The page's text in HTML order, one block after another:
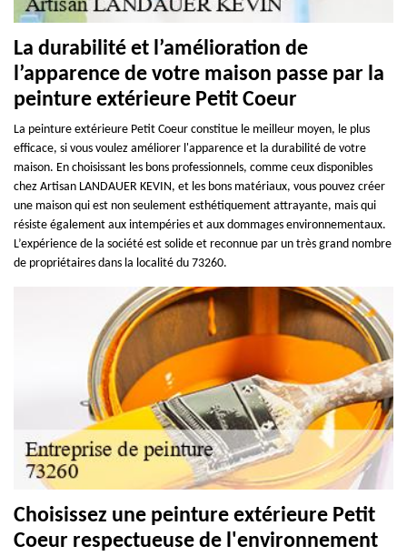
La durabilité et l’amélioration de
l’apparence de votre maison passe par la
peinture extérieure Petit Coeur
La peinture extérieure Petit Coeur constitue le meilleur moyen, le plus
efficace, si vous voulez améliorer l'apparence et la durabilité de votre
maison. En choisissant les bons professionnels, comme ceux disponibles
chez Artisan LANDAUER KEVIN, et les bons matériaux, vous pouvez créer
une maison qui est non seulement esthétiquement attrayante, mais qui
résiste également aux intempéries et aux dommages environnementaux.
L’expérience de la société est solide et reconnue par un très grand nombre
de propriétaires dans la localité du 73260.
Choisissez une peinture extérieure Petit
Coeur respectueuse de l'environnement